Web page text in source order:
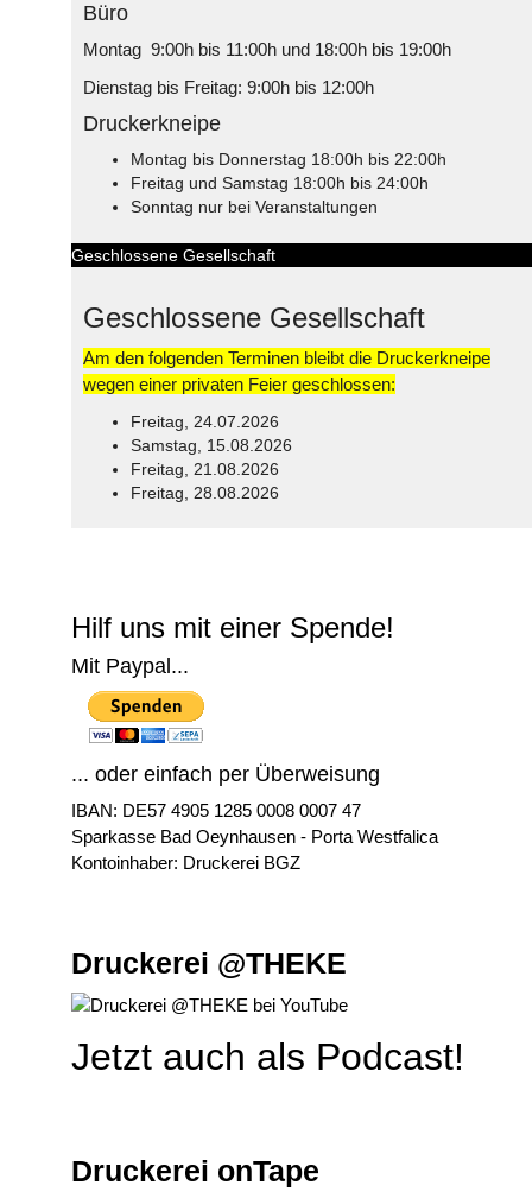
Büro
Montag 9:00h bis 11:00h und 18:00h bis 19:00h
Dienstag bis Freitag: 9:00h bis 12:00h
Druckerkneipe
Montag bis Donnerstag 18:00h bis 22:00h
Freitag und Samstag 18:00h bis 24:00h
Sonntag nur bei Veranstaltungen
Geschlossene Gesellschaft
Geschlossene Gesellschaft
Am den folgenden Terminen bleibt die Druckerkneipe
wegen einer privaten Feier geschlossen:
Freitag, 24.07.2026
Samstag, 15.08.2026
Freitag, 21.08.2026
Freitag, 28.08.2026
Hilf uns mit einer Spende!
Mit Paypal...
... oder einfach per Überweisung
IBAN: DE57 4905 1285 0008 0007 47
Sparkasse Bad Oeynhausen - Porta Westfalica
Kontoinhaber: Druckerei BGZ
Druckerei @THEKE
Jetzt auch als Podcast!
Druckerei onTape